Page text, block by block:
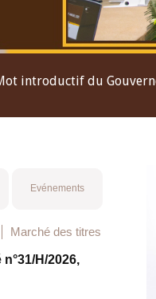
introductif du
Evénements
Marché des titres
H/2026,